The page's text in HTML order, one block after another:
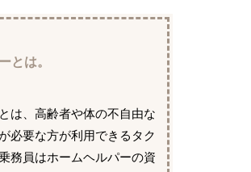
とは。
は、高齢者や体の不自由な
必要な方が利用できるタク
務員はホームヘルパーの資